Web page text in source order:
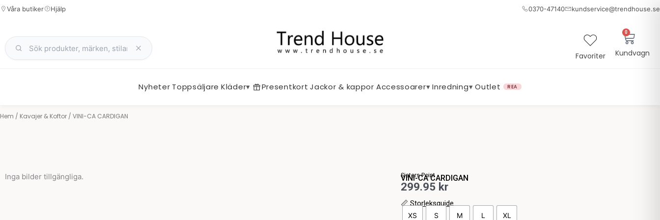
Hoppa
Våra butiker Hjälp 0370-47140 kundservice@trendhouse.se
Favoriter
0
Kundvagn
Nyheter Toppsäljare Kläder▾ Presentkort Jackor & kappor Accessoarer▾ Inredning▾ Outlet REA
Hem / Kavajer & Koftor / VINI-CA CARDIGAN
Inga bilder tillgängliga. Sisters Point
VINI-CA CARDIGAN
299.95 kr
📏Storleksguide
XS S M L XL
VINI-
CA